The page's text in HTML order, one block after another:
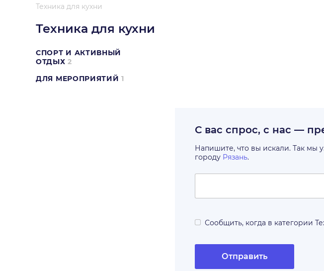
Техника для кухни
Техника для кухни
СПОРТ И АКТИВНЫЙ
ОТДЫХ 2
ДЛЯ МЕРОПРИЯТИЙ 1
С вас спрос, с нас —
Напишите, что вы искали. Так мы
городу Рязань.
Сообщить, когда в категории
Отправить